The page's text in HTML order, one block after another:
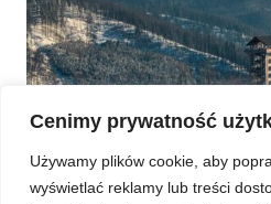
Cenimy prywatność
Używamy plików cookie, aby
wyświetlać reklamy lub treści
Ośrodek narciarski PKL na